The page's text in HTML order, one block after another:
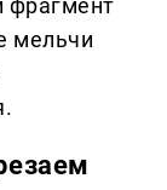
фрагмент
мельчи